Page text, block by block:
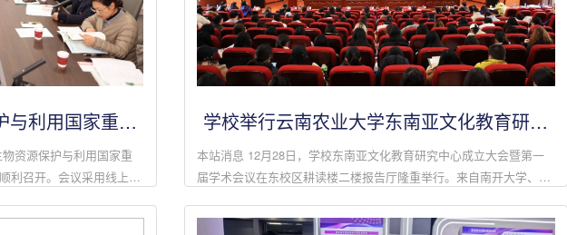
与利用国家重点
资源保护与利用国家重
利召开。会议采用线上线
学校举行云南农业大学东南亚文化教育研究
本站消息 12月28日，学校东南亚文化教育研究中心成立大会暨第一
届学术会议在东校区耕读楼二楼报告厅隆重举行。来自南开大学、浙
校、科研院所代表、...